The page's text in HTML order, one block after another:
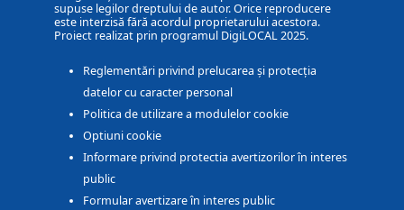
supuse legilor dreptului de autor. Orice reproducere
este interzisă fără acordul proprietarului acestora.
Proiect realizat prin programul DigiLOCAL 2025.
Reglementări privind prelucarea și protecția
datelor cu caracter personal
Politica de utilizare a modulelor cookie
Optiuni cookie
Informare privind protectia avertizorilor în interes
public
Formular avertizare în interes public